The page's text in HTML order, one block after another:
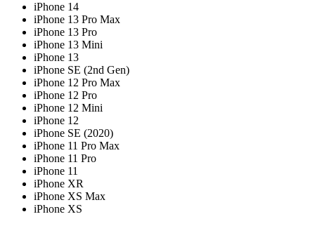
iPhone 14
iPhone 13 Pro Max
iPhone 13 Pro
iPhone 13 Mini
iPhone 13
iPhone SE (2nd Gen)
iPhone 12 Pro Max
iPhone 12 Pro
iPhone 12 Mini
iPhone 12
iPhone SE (2020)
iPhone 11 Pro Max
iPhone 11 Pro
iPhone 11
iPhone XR
iPhone XS Max
iPhone XS